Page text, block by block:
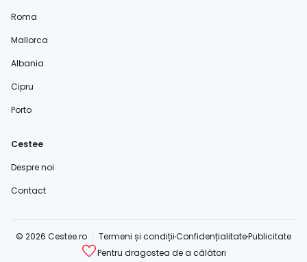
Roma
Mallorca
Albania
Cipru
Porto
Cestee
Despre noi
Contact
© 2026 Cestee.ro Termeni și condițiiConfidențialitatePublicitate
Pentru dragostea de a călători